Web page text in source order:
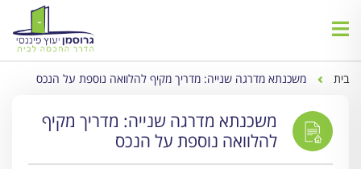
בית משכנתא מדרגה שנייה: מדריך מקיף להלוואה נוספת על הנכס
משכנתא מדרגה שנייה: מדריך מקיף
להלוואה נוספת על הנכס